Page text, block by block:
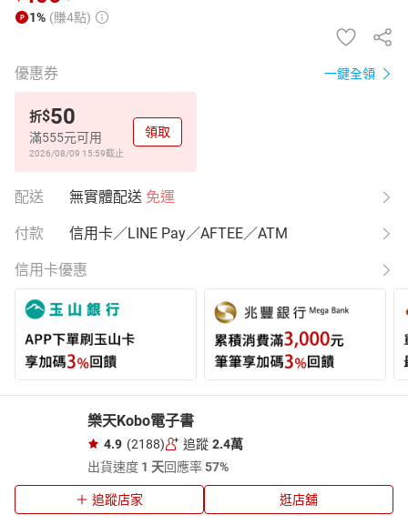
1% (賺4點)
優惠券 一鍵全領
折$50
滿555元可用
2026/08/09 15:59截止
領取
配送 無實體配送 免運
付款 信用卡／LINE Pay／AFTEE／ATM
信用卡優惠
樂天Kobo電子書
4.9 (2188) 追蹤 2.4萬
出貨速度 1 天回應率57%
追蹤店家 逛店舖